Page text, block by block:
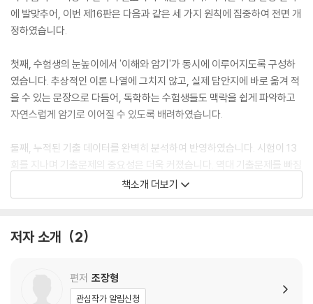
에 발맞추어, 이번 제16판은 다음과 같은 세 가지 원칙에 집중하여 전면 개
정하였습니다.
첫째, 수험생의 눈높이에서 '이해와 암기'가 동시에 이루어지도록 구성하
였습니다. 추상적인 이론 나열에 그치지 않고, 실제 답안지에 바로 옮겨 적
을 수 있는 문장으로 다듬어, 독학하는 수험생들도 맥락을 쉽게 파악하고
자연스럽게 암기로 이어질 수 있도록 배려하였습니다.
둘째, 누적된 기출 데이터를 완벽히 분석하여 반영하였습니다. 시험이 13
회를 지나며 기출문제의 중요성은 더욱 커졌습니다. 역대 기출문제를 빠짐
없이 수록함은 물론, 각 단문들을 유기적으로 연결하여 통합적인 답안 작
성이 가능하도록 꼭 필요한 핵심 내용만을 엄선하여 담았습니다.
셋째, 법조항의 단순 나열이 아닌 '연상과 비교' 중심의 체계를 구축하였습
지식들이 하나의 흐름으로 연결되는 학습 효과를 경험하실 것입니다.
책소개 더보기
저자 소개 2
편저 조장형
관심작가 알림신청